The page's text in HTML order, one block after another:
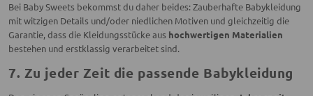
Bei Baby Sweets bekommst du daher beides: Zauberhafte Babykleidung
mit witzigen Details und/oder niedlichen Motiven und gleichzeitig die
Garantie, dass die Kleidungsstücke aus hochwertigen Materialien
bestehen und erstklassig verarbeitet sind.
7. Zu jeder Zeit die passende Babykleidung